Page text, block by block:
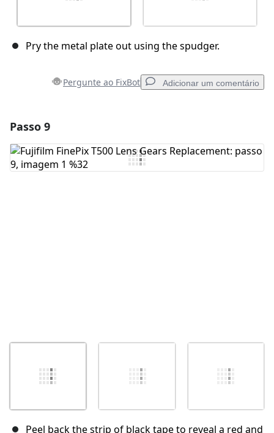
Pry the metal plate out using the spudger.
Pergunte ao FixBot Adicionar um comentário
Comentar
Passo 9
Peel back the strip of black tape to reveal a red and